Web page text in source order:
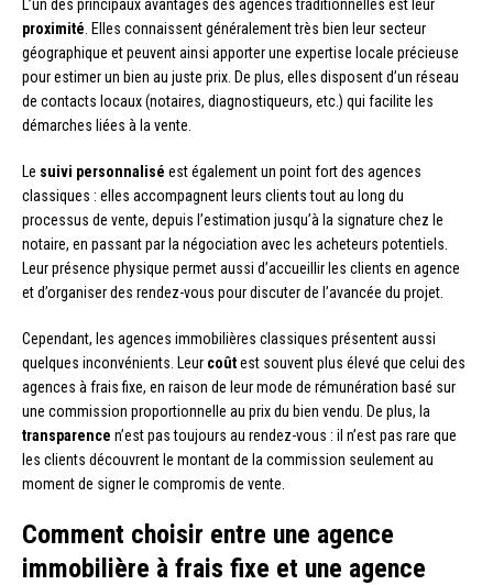
L’un des principaux avantages des agences traditionnelles est leur
proximité . Elles connaissent généralement très bien leur secteur
géographique et peuvent ainsi apporter une expertise locale précieuse
pour estimer un bien au juste prix. De plus, elles disposent d’un réseau
de contacts locaux (notaires, diagnostiqueurs, etc.) qui facilite les
démarches liées à la vente.
Le suivi personnalisé est également un point fort des agences
classiques : elles accompagnent leurs clients tout au long du
processus de vente, depuis l’estimation jusqu’à la signature chez le
notaire, en passant par la négociation avec les acheteurs potentiels.
Leur présence physique permet aussi d’accueillir les clients en agence
et d’organiser des rendez-vous pour discuter de l’avancée du projet.
Cependant, les agences immobilières classiques présentent aussi
quelques inconvénients. Leur coûtest souvent plus élevé que celui des
agences à frais fixe, en raison de leur mode de rémunération basé sur
une commission proportionnelle au prix du bien vendu. De plus, la
transparence n’est pas toujours au rendez-vous : il n’est pas rare que
les clients découvrent le montant de la commission seulement au
moment de signer le compromis de vente.
Comment choisir entre une agence
immobilière à frais fixe et une agence